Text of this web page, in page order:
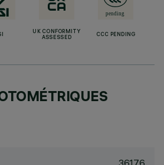
UK CONFORMITY
ASSESSED
CCC PENDING
3617.6